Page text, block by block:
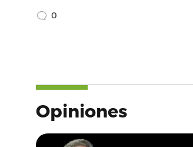
0
Opiniones